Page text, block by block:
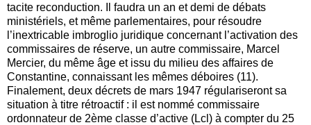
tacite reconduction. Il faudra un an et demi de débats
ministériels, et même parlementaires, pour résoudre
l’inextricable imbroglio juridique concernant l’activation des
commissaires de réserve, un autre commissaire, Marcel
Mercier, du même âge et issu du milieu des affaires de
Constantine, connaissant les mêmes déboires (11).
Finalement, deux décrets de mars 1947 régulariseront sa
situation à titre rétroactif : il est nommé commissaire
ordonnateur de 2ème classe d’active (Lcl) à compter du 25